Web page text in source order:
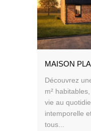
MAISON
Découvrez
m²
vie au
intemporelle
tous...